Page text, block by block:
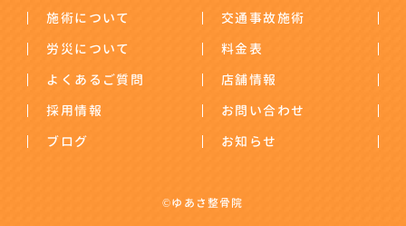
施術について
交通事故施術
労災について
料金表
よくあるご質問
店舗情報
採用情報
お問い合わせ
ブログ
お知らせ
©ゆあさ整骨院